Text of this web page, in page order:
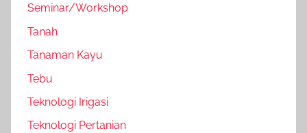
Seminar/Workshop
Tanah
Tanaman Kayu
Tebu
Teknologi Irigasi
Teknologi Pertanian